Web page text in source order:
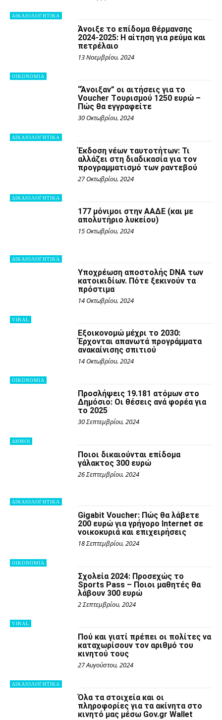
ΔΙΚΑΙΟΛΟΓΗΤΙΚΑ
OIKONOMIA
Άνοιξε το επίδομα θέρμανσης
2024-2025: Η αίτηση για ρεύμα και
πετρέλαιο
13 Νοεμβρίου, 2024
ΔΙΚΑΙΟΛΟΓΗΤΙΚΑ
“Άνοιξαν” οι αιτήσεις για το
Voucher Tουρισμού 1250 ευρώ –
Πώς θα εγγραφείτε
30 Οκτωβρίου, 2024
ΔΙΚΑΙΟΛΟΓΗΤΙΚΑ
Έκδοση νέων ταυτοτήτων: Τι
αλλάζει στη διαδικασία για τον
προγραμματισμό των ραντεβού
27 Οκτωβρίου, 2024
ΔΙΚΑΙΟΛΟΓΗΤΙΚΑ
177 μόνιμοι στην ΑΑΔΕ (και με
απολυτήριο λυκείου)
15 Οκτωβρίου, 2024
VIRAL
Υποχρέωση αποστολής DNA των
κατοικιδίων. Πότε ξεκινούν τα
πρόστιμα
14 Οκτωβρίου, 2024
OIKONOMIA
Εξοικονομώ μέχρι το 2030:
Έρχονται απανωτά προγράμματα
ανακαίνισης σπιτιού
14 Οκτωβρίου, 2024
ΔΗΜΟΙ
Προσλήψεις 19.181 ατόμων στο
Δημόσιο: Οι θέσεις ανά φορέα για
το 2025
30 Σεπτεμβρίου, 2024
ΔΙΚΑΙΟΛΟΓΗΤΙΚΑ
Ποιοι δικαιούνται επίδομα
γάλακτος 300 ευρώ
26 Σεπτεμβρίου, 2024
OIKONOMIA
Gigabit Voucher: Πώς θα λάβετε
200 ευρώ για γρήγορο Internet σε
νοικοκυριά και επιχειρήσεις
18 Σεπτεμβρίου, 2024
VIRAL
Σχολεία 2024: Προσεχώς το
Sports Pass – Ποιοι μαθητές θα
λάβουν 300 ευρώ
2 Σεπτεμβρίου, 2024
ΔΙΚΑΙΟΛΟΓΗΤΙΚΑ
Πού και γιατί πρέπει οι πολίτες να
καταχωρίσουν τον αριθμό του
κινητού τους
27 Αυγούστου, 2024
Όλα τα στοιχεία και οι
πληροφορίες για τα ακίνητα στο
κινητό μας μέσω Gov.gr Wallet